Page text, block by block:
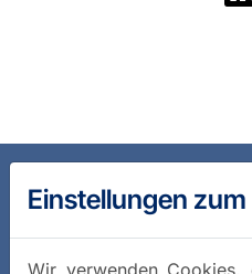
Einstellungen
Wir verwenden